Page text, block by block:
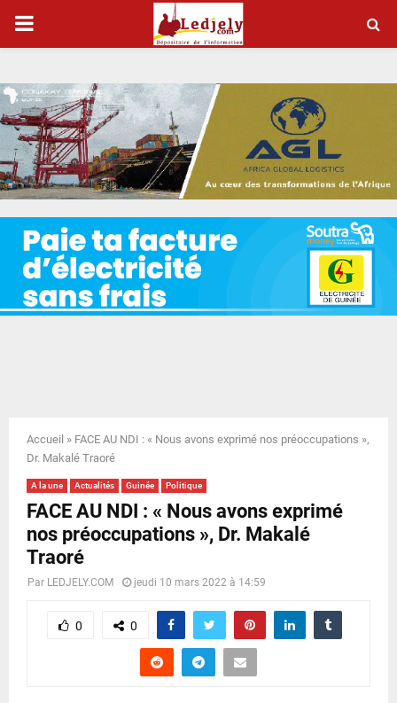
P
I
M
A
R
Y
N
U
Accueil » FACE AU NDI : « Nous avons exprimé nos préoccupations »,
Dr. Makalé Traoré
A la une Actualités Guinée Politique
FACE AU NDI : « Nous avons exprimé
nos préoccupations », Dr. Makalé
Traoré
Par LEDJELY.COM jeudi 10 mars 2022 à 14:59
0 0